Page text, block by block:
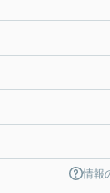
情報